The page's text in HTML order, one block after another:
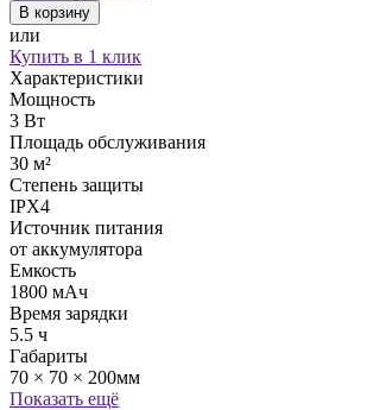
В корзину
или
Купить в 1 клик
Характеристики
Мощность
3 Вт
Площадь обслуживания
30 м²
Степень защиты
IPX4
Источник питания
от аккумулятора
Емкость
1800 мАч
Время зарядки
5.5 ч
Габариты
70 × 70 × 200мм
Показать ещё